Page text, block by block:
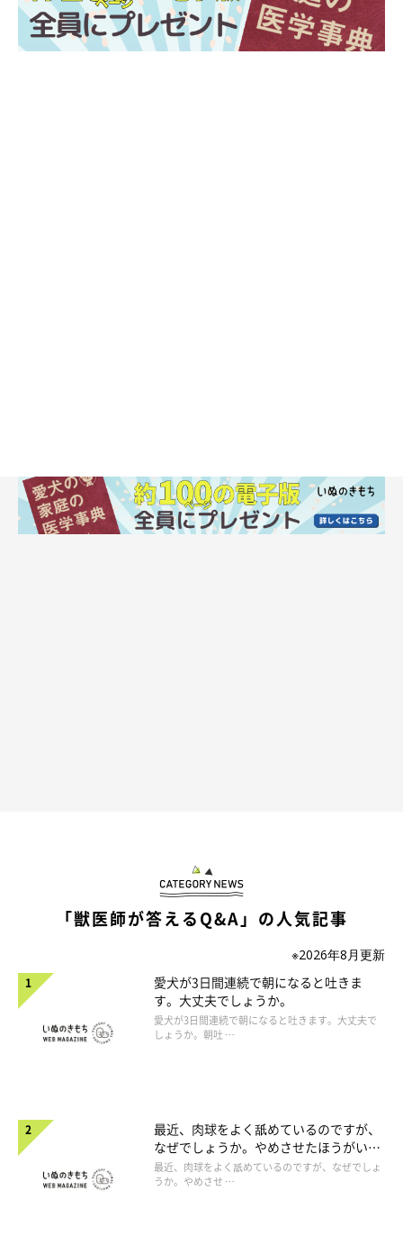
「獣医師が答えるQ&A」の人気記事
※2026年8月更新
愛犬が3日間連続で朝になると吐きま
す。大丈夫でしょうか。
愛犬が3日間連続で朝になると吐きます。大丈夫で
しょうか。朝吐 …
最近、肉球をよく舐めているのですが、
なぜでしょうか。やめさせたほうがいい
のでしょうか。
最近、肉球をよく舐めているのですが、なぜでしょ
うか。やめさせ …